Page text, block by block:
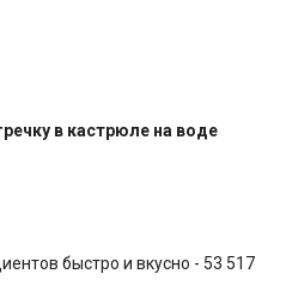
в кастрюле на воде
быстро и вкусно - 53 517